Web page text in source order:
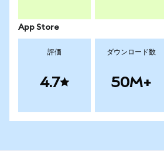
App Store
評価
4.7
ダウンロード数
50M+